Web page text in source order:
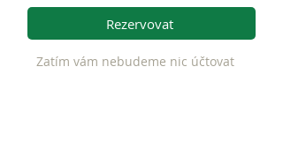
Rezervovat
Zatím vám nebudeme nic účtovat